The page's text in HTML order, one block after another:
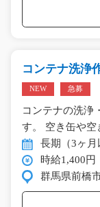
コンテナ洗浄
NEW 急募
コンテナの洗浄
す。 空き缶や
長期（3ヶ月
時給1,400円
群馬県前橋